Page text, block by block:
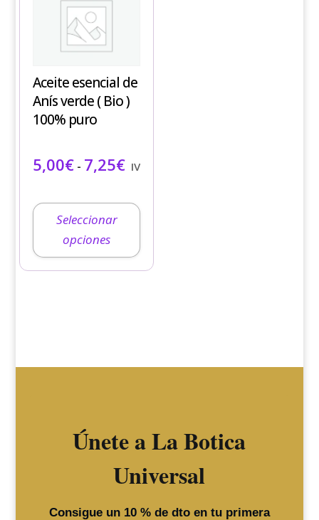
Aceite esencial de
Anís verde ( Bio )
100% puro
5,00€ - 7,25€Rango de precios: desde 5,00€
IVA incluido
Seleccionar
opciones
producto
múltiples
Las
opciones
se
elegir
página
producto